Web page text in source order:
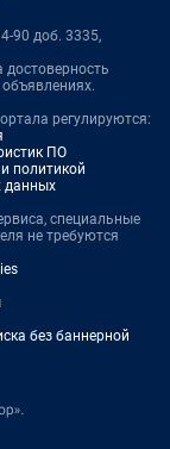
90 доб. 3335,
достоверность
регулируются:
ПО
политикой
данных
специальные
не требуются
без баннерной